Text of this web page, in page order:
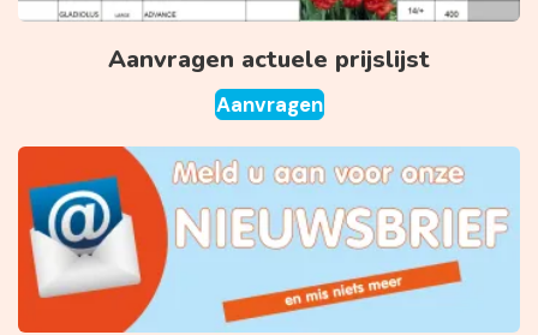
Aanvragen actuele prijslijst
Aanvragen